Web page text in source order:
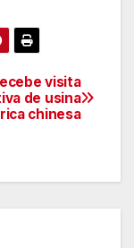
visita
de usina
chinesa